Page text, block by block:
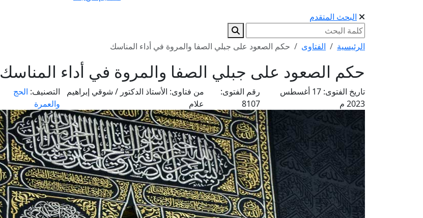
البحث المتقدم
الرئيسية الفتاوى حكم الصعود على جبلي الصفا والمروة في أداء المناسك
حكم الصعود على جبلي الصفا والمروة في أداء المناسك
تاريخ الفتوى:
17 أغسطس
2023 م
رقم الفتوى:
8107
من فتاوى: الأستاذ الدكتور / شوقي إبراهيم
علام
التصنيف: الحج
والعمرة